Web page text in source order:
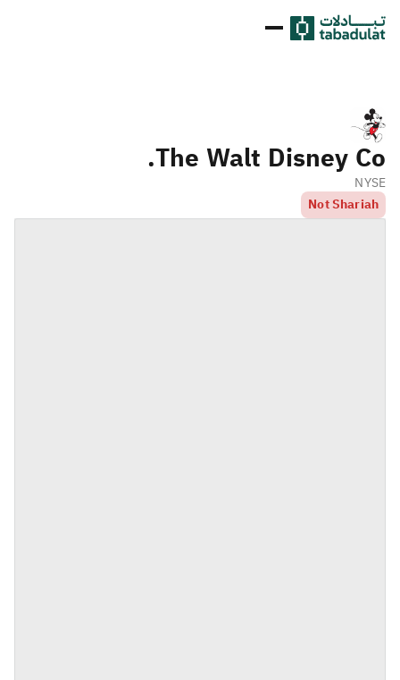
The Walt Disney Co.
NYSE
Not Shariah